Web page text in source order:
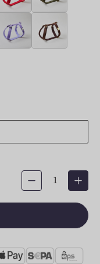
Produkt Anzahl: Gib den